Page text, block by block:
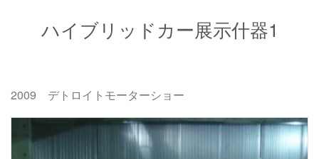
ハイブリッドカー展示什器1
2009 デトロイトモーターショー